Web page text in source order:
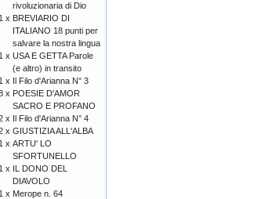
rivoluzionaria di Dio
1 x BREVIARIO DI
ITALIANO 18 punti per
salvare la nostra lingua
1 x USA E GETTA Parole
(e altro) in transito
1 x Il Filo d'Arianna N° 3
x POESIE D'AMOR
SACRO E PROFANO
x Il Filo d'Arianna N° 4
x GIUSTIZIA ALL'ALBA
1 x ARTU' LO
SFORTUNELLO
1 x IL DONO DEL
DIAVOLO
1 x Merope n. 64